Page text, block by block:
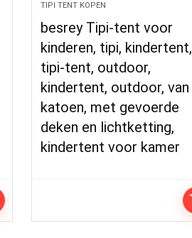
TIPI TENT KOPEN
besrey Tipi-tent voor
kinderen, tipi, kindertent,
tipi-tent, outdoor,
kindertent, outdoor, van
katoen, met gevoerde
deken en lichtketting,
kindertent voor kamer